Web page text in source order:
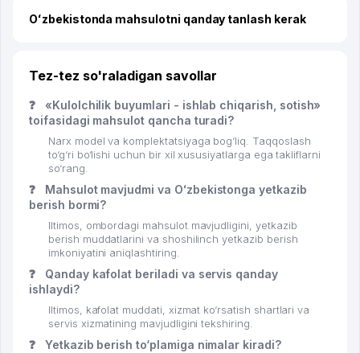
Oʻzbekistonda mahsulotni qanday tanlash kerak
Tez-tez so'raladigan savollar
❓
«Kulolchilik buyumlari - ishlab chiqarish, sotish»
toifasidagi mahsulot qancha turadi?
Narx model va komplektatsiyaga bog‘liq. Taqqoslash
to‘g‘ri bo‘lishi uchun bir xil xususiyatlarga ega takliflarni
so‘rang.
❓
Mahsulot mavjudmi va Oʻzbekistonga yetkazib
berish bormi?
Iltimos, ombordagi mahsulot mavjudligini, yetkazib
berish muddatlarini va shoshilinch yetkazib berish
imkoniyatini aniqlashtiring.
❓
Qanday kafolat beriladi va servis qanday
ishlaydi?
Iltimos, kafolat muddati, xizmat ko‘rsatish shartlari va
servis xizmatining mavjudligini tekshiring.
❓ Yetkazib berish to‘plamiga nimalar kiradi?